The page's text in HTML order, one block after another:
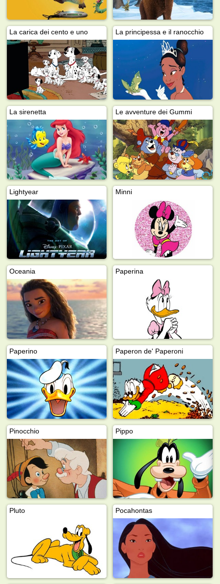
La carica dei cento e uno La principessa e il ranocchio
La sirenetta Le avventure dei Gummi
Lightyear Minni
Oceania Paperina
Paperino Paperon de' Paperoni
Pinocchio Pippo
Pluto Pocahontas